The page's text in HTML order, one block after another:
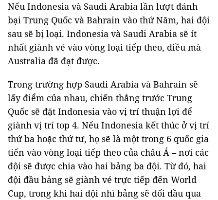
Nếu Indonesia và Saudi Arabia lần lượt đánh
bại Trung Quốc và Bahrain vào thứ Năm, hai đội
sau sẽ bị loại. Indonesia và Saudi Arabia sẽ ít
nhất giành vé vào vòng loại tiếp theo, điều mà
Australia đã đạt được.
Trong trường hợp Saudi Arabia và Bahrain sẽ
lấy điểm của nhau, chiến thắng trước Trung
Quốc sẽ đặt Indonesia vào vị trí thuận lợi để
giành vị trí top 4. Nếu Indonesia kết thúc ở vị trí
thứ ba hoặc thứ tư, họ sẽ là một trong 6 quốc gia
tiến vào vòng loại tiếp theo của châu Á – nơi các
đội sẽ được chia vào hai bảng ba đội. Từ đó, hai
đội đầu bảng sẽ giành vé trực tiếp đến World
Cup, trong khi hai đội nhì bảng sẽ đối đầu qua